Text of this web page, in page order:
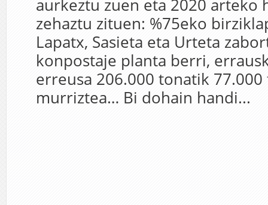
aurkeztu zuen eta 2020 arteko
zehaztu zituen: %75eko
Lapatx, Sasieta eta Urteta
konpostaje planta berri,
erreusa 206.000 tonatik
murriztea… Bi dohain handi...